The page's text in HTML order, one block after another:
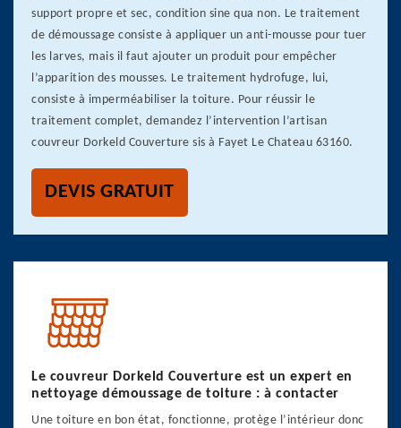
support propre et sec, condition sine qua non. Le traitement
de démoussage consiste à appliquer un anti-mousse pour tuer
les larves, mais il faut ajouter un produit pour empêcher
l’apparition des mousses. Le traitement hydrofuge, lui,
consiste à imperméabiliser la toiture. Pour réussir le
traitement complet, demandez l’intervention l’artisan
couvreur Dorkeld Couverture sis à Fayet Le Chateau 63160.
DEVIS GRATUIT
Le couvreur Dorkeld Couverture est un expert en
nettoyage démoussage de toiture : à contacter
Une toiture en bon état, fonctionne, protège l’intérieur donc